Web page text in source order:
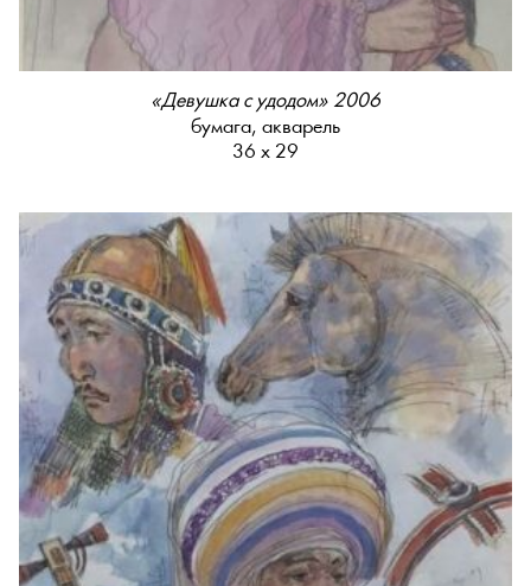
«Девушка с удодом» 2006
бумага, акварель
36 х 29